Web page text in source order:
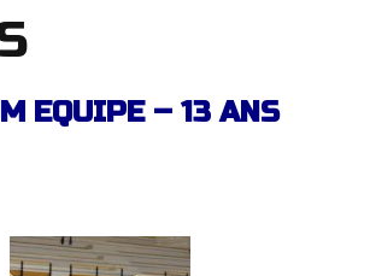
EQUIPE – 13 ANS